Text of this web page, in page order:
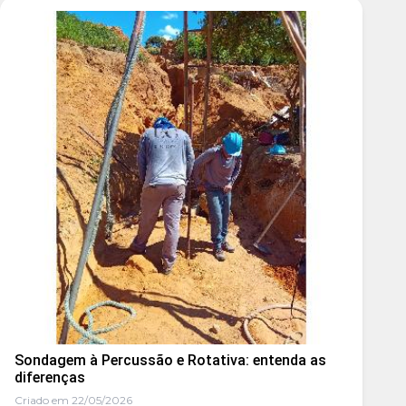
Sondagem à Percussão e Rotativa: entenda as
diferenças
Criado em 22/05/2026